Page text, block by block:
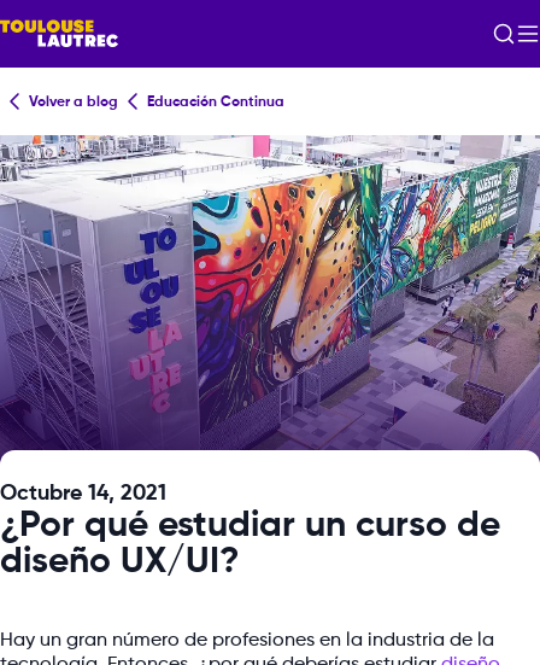
Volver a blog Educación Continua
Octubre 14, 2021
¿Por qué estudiar un curso de
diseño UX/UI?
Hay un gran número de profesiones en la industria de la